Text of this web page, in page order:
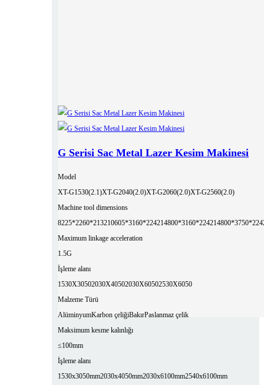
G Serisi Sac Metal Lazer Kesim Makinesi
Model
XT-G1530(2.1)XT-G2040(2.0)XT-G2060(2.0)XT-G2560(2.0)
Machine tool dimensions
8225*2260*213210605*3160*224214800*3160*2242
Maximum linkage acceleration
1.5G
İşleme alanı
1530X30502030X40502030X60502530X6050
Malzeme Türü
AlüminyumKarbon çeliğiBakırPaslanmaz çelik
Maksimum kesme kalınlığı
≤100mm
İşleme alanı
1530x3050mm2030x4050mm2030x6100mm2540x6100mm